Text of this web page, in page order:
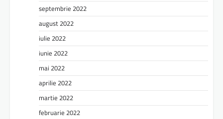
septembrie 2022
august 2022
iulie 2022
iunie 2022
mai 2022
aprilie 2022
martie 2022
februarie 2022